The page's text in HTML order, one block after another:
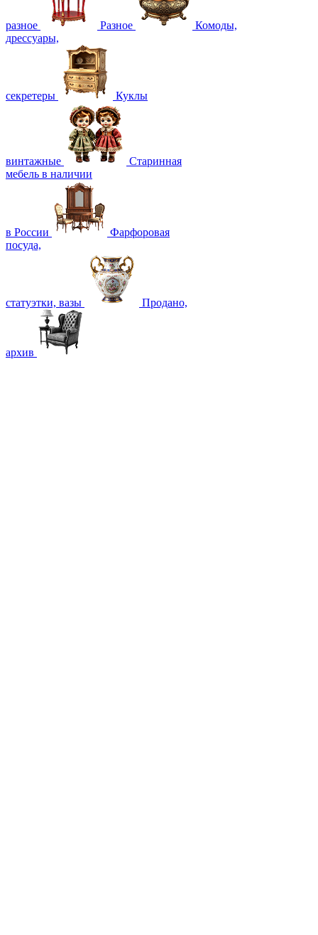
разное Разное
Комоды,
дрессуары,
секретеры Куклы
винтажные
Старинная
мебель в наличии
в России
Фарфоровая
посуда,
статуэтки, вазы Продано,
архив